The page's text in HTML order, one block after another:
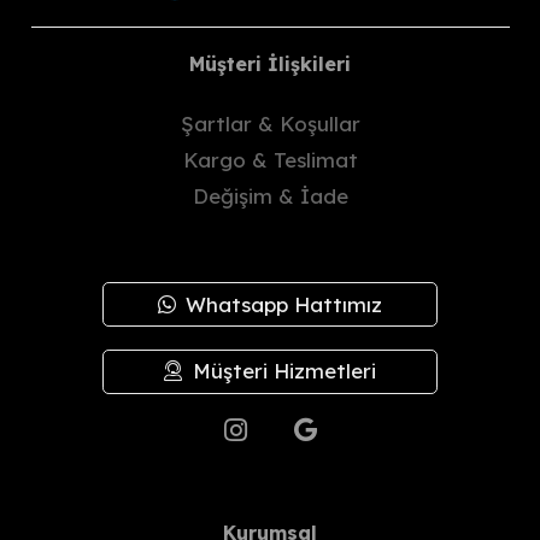
Müşteri İlişkileri
Şartlar & Koşullar
Kargo & Teslimat
Değişim & İade
Whatsapp Hattımız
Müşteri Hizmetleri
Kurumsal